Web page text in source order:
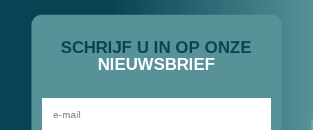
SCHRIJF U IN OP ONZE
NIEUWSBRIEF